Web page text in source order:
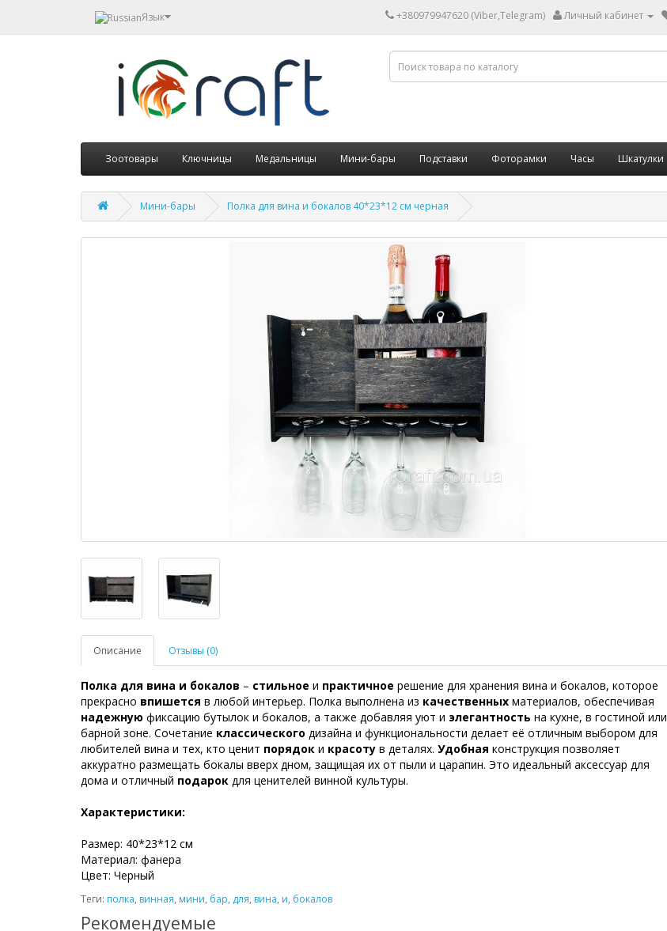
Язык +380979947620 (Viber,Telegram) Личный кабинет
Зоотовары Ключницы Медальницы Мини-бары Подставки Фоторамки Часы Шкатулки
Мини-бары Полка для вина и бокалов 40*23*12 см черная
Описание Отзывы (0)
Полка для вина и бокалов – стильное и практичное решение для хранения вина и бокалов, которое
прекрасно впишется в любой интерьер. Полка выполнена из качественных материалов, обеспечивая
надежную фиксацию бутылок и бокалов, а также добавляя уют и элегантность на кухне, в гостиной или
барной зоне. Сочетание классического дизайна и функциональности делает её отличным выбором для
любителей вина и тех, кто ценит порядок и красоту в деталях. Удобная конструкция позволяет
аккуратно размещать бокалы вверх дном, защищая их от пыли и царапин. Это идеальный аксессуар для
дома и отличный подарок для ценителей винной культуры.
Характеристики:
Размер: 40*23*12 см
Материал: фанера
Цвет: Черный
Теги: полка, винная, мини, бар, для, вина, и, бокалов
Рекомендуемые